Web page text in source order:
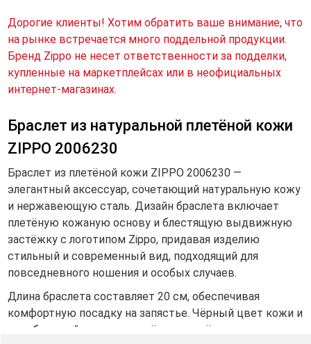
Дорогие клиенты! Хотим обратить ваше внимание, что
на рынке встречается много поддельной продукции.
Бренд Zippo не несет ответственности за подделки,
купленные на маркетплейсах или в неофициальных
интернет-магазинах.
Браслет из натуральной плетёной кожи
ZIPPO 2006230
Браслет из плетёной кожи ZIPPO 2006230 —
элегантный аксессуар, сочетающий натуральную кожу
и нержавеющую сталь. Дизайн браслета включает
плетёную кожаную основу и блестящую выдвижную
застёжку с логотипом Zippo, придавая изделию
стильный и современный вид, подходящий для
повседневного ношения и особых случаев.
Длина браслета составляет 20 см, обеспечивая
комфортную посадку на запястье. Чёрный цвет кожи и
серебристый оттенок застёжки подчёркивают